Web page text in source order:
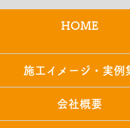
HOME
施工イメージ・実例
会社概要